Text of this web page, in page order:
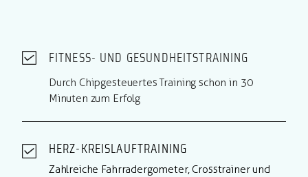
FITNESS- UND GESUNDHEITSTRAINING
Durch Chipgesteuertes Training schon in 30
Minuten zum Erfolg
HERZ-KREISLAUFTRAINING
Zahlreiche Fahrradergometer, Crosstrainer und